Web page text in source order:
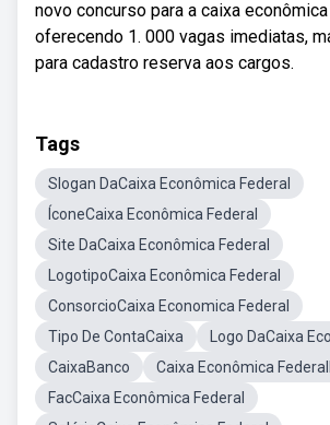
novo concurso para a caixa
oferecendo 1. 000 vagas imediatas,
para cadastro reserva aos cargos.
Tags
Slogan DaCaixa Econômica Federal
ÍconeCaixa Econômica Federal
Site DaCaixa Econômica Federal
LogotipoCaixa Econômica Federal
ConsorcioCaixa Economica Federal
Tipo De ContaCaixa
Logo DaCaixa
CaixaBanco
Caixa Econômica
FacCaixa Econômica Federal